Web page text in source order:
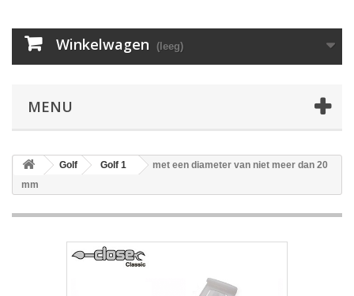
Winkelwagen (leeg)
MENU
Golf Golf 1
met een diameter van niet meer dan 20
mm